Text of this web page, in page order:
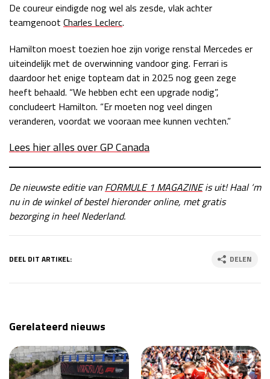
De coureur eindigde nog wel als zesde, vlak achter
teamgenoot Charles Leclerc.
Hamilton moest toezien hoe zijn vorige renstal Mercedes er
uiteindelijk met de overwinning vandoor ging. Ferrari is
daardoor het enige topteam dat in 2025 nog geen zege
heeft behaald. “We hebben echt een upgrade nodig”,
concludeert Hamilton. “Er moeten nog veel dingen
veranderen, voordat we vooraan mee kunnen vechten.”
Lees hier alles over GP Canada
De nieuwste editie van FORMULE 1 MAGAZINEis uit! Haal ‘m
nu in de winkel of bestel hieronder online, met gratis
bezorging in heel Nederland.
DEEL DIT ARTIKEL: DELEN
Gerelateerd nieuws